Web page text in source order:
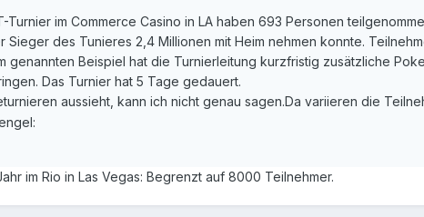
Turnier im Commerce Casino in LA haben 693 Personen
Sieger des Tunieres 2,4 Millionen mit Heim nehmen konnte.
genannten Beispiel hat die Turnierleitung kurzfristig zusätzliche
Das Turnier hat 5 Tage gedauert.
aussieht, kann ich nicht genau sagen.Da variieren die
im Rio in Las Vegas: Begrenzt auf 8000 Teilnehmer.